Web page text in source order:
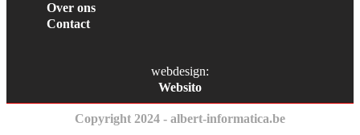
Over ons
Contact
webdesign:
Websito
Copyright 2024 - albert-informatica.be